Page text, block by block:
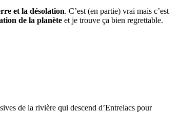
et la désolation. C’est (en partie) vrai mais c’est
de la planète et je trouve ça bien regrettable.
de la rivière qui descend d’Entrelacs pour